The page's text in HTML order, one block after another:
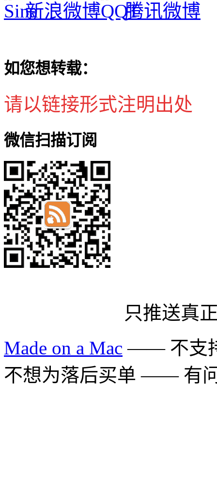
新浪微博 腾讯微博
如您想转载：
请以链接形式注明出处
微信扫描订阅
只推送真
Made on a Mac —— 不支
不想为落后买单 —— 有